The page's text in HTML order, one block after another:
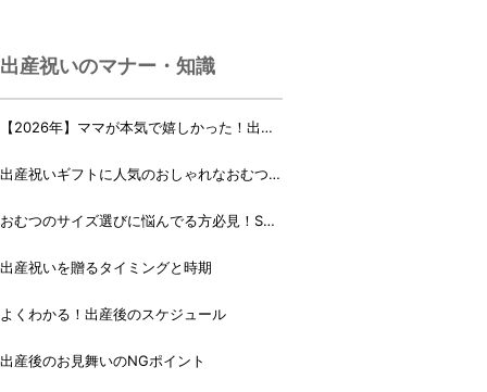
出産祝いのマナー・知識
【2026年】ママが本気で嬉しかった！出産
出産祝いギフトに人気のおしゃれなおむつケ
おむつのサイズ選びに悩んでる方必見！Sサ
出産祝いを贈るタイミングと時期
よくわかる！出産後のスケジュール
出産後のお見舞いのNGポイント